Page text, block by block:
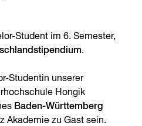
Student im 6. Semester,
.
Studentin unserer
Hongik
Baden-Württemberg
Akademie zu Gast sein.